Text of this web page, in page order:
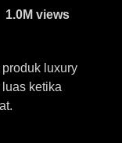
1.0M views
luxury
ketika